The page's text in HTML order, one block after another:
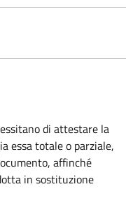
di attestare la
essa totale o parziale,
affinché
in sostituzione